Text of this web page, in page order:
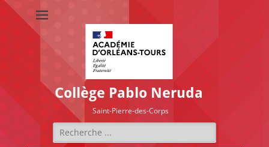
Collège Pablo Neruda
Saint-Pierre-des-Corps
Rechercher :